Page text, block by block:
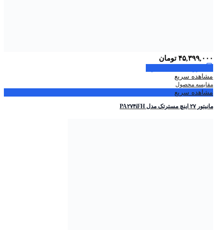
۴۵,۳۹۹,۰۰۰ تومان
مشاهده سریع
مقایسه محصول
مشاهده سریع
مانیتور ۲۷ اینچ مسترتک مدل PA۲۷۴iFH